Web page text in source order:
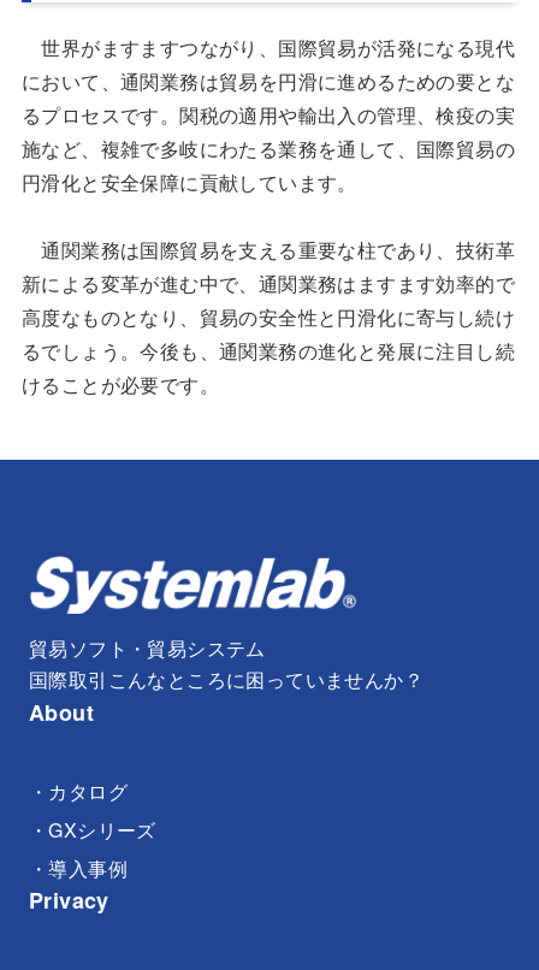
世界がますますつながり、国際貿易が活発になる現代
において、通関業務は貿易を円滑に進めるための要とな
るプロセスです。関税の適用や輸出入の管理、検疫の実
施など、複雑で多岐にわたる業務を通して、国際貿易の
円滑化と安全保障に貢献しています。
通関業務は国際貿易を支える重要な柱であり、技術革
新による変革が進む中で、通関業務はますます効率的で
高度なものとなり、貿易の安全性と円滑化に寄与し続け
るでしょう。今後も、通関業務の進化と発展に注目し続
けることが必要です。
貿易ソフト・貿易システム
国際取引こんなところに困っていませんか？
About
・カタログ
・GXシリーズ
・導入事例
Privacy